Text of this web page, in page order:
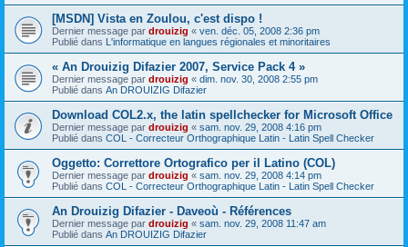
[MSDN] Vista en Zoulou, c'est dispo !
Dernier message par drouizig « ven. déc. 05, 2008 2:36 pm
Publié dans L'informatique en langues régionales et minoritaires
« An Drouizig Difazier 2007, Service Pack 4 »
Dernier message par drouizig « dim. nov. 30, 2008 2:55 pm
Publié dans An DROUIZIG Difazier
Download COL2.x, the latin spellchecker for Microsoft Office
Dernier message par drouizig « sam. nov. 29, 2008 4:16 pm
Publié dans COL - Correcteur Orthographique Latin - Latin Spell Checker
Oggetto: Correttore Ortografico per il Latino (COL)
Dernier message par drouizig « sam. nov. 29, 2008 4:14 pm
Publié dans COL - Correcteur Orthographique Latin - Latin Spell Checker
An Drouizig Difazier - Daveoù - Références
Dernier message par drouizig « sam. nov. 29, 2008 11:47 am
Publié dans An DROUIZIG Difazier